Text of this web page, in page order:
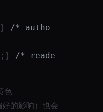
/* autho
;}
/* reade
.
的影响）也会